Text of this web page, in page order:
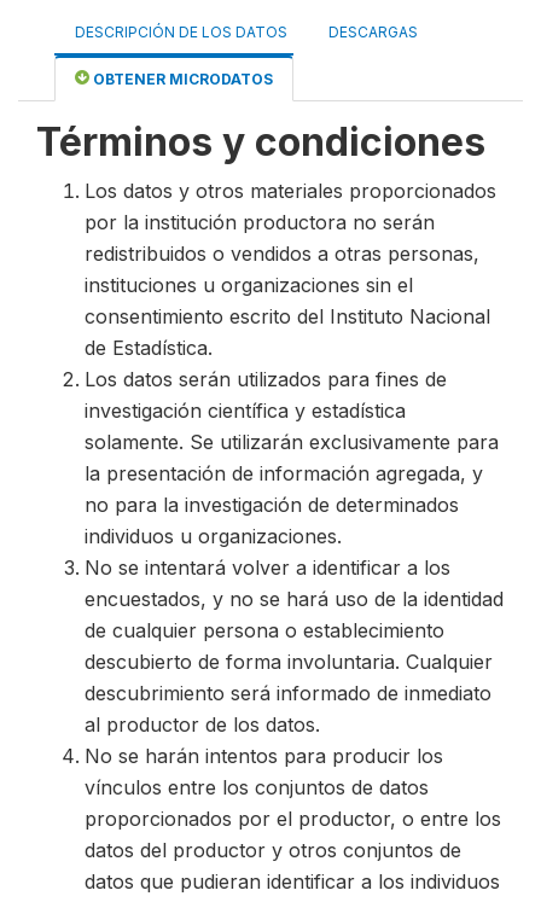
DESCRIPCIÓN DE LOS DATOS DESCARGAS
OBTENER MICRODATOS
Términos y condiciones
Los datos y otros materiales proporcionados
por la institución productora no serán
redistribuidos o vendidos a otras personas,
instituciones u organizaciones sin el
consentimiento escrito del Instituto Nacional
de Estadística.
Los datos serán utilizados para fines de
investigación científica y estadística
solamente. Se utilizarán exclusivamente para
la presentación de información agregada, y
no para la investigación de determinados
individuos u organizaciones.
No se intentará volver a identificar a los
encuestados, y no se hará uso de la identidad
de cualquier persona o establecimiento
descubierto de forma involuntaria. Cualquier
descubrimiento será informado de inmediato
al productor de los datos.
No se harán intentos para producir los
vínculos entre los conjuntos de datos
proporcionados por el productor, o entre los
datos del productor y otros conjuntos de
datos que pudieran identificar a los individuos